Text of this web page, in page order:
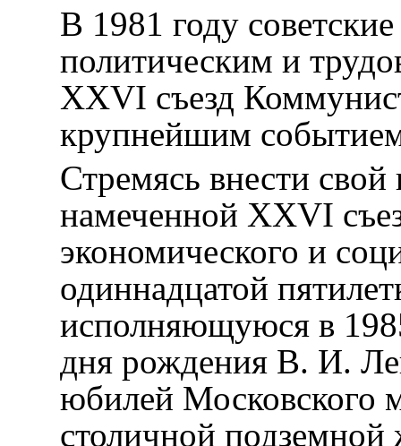
В 1981 году
политическим и
XXVI съезд
крупнейшим
Стремясь внести
намеченной XXVI
экономического и
одиннадцатой
исполняющуюся в
дня рождения В. И.
юбилей Московского
столичной